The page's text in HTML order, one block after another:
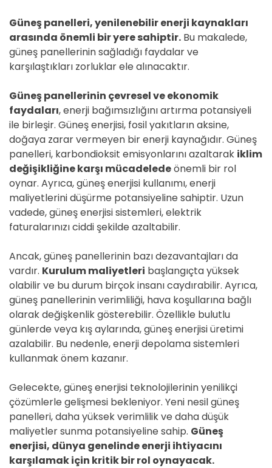
Güneş panelleri, yenilenebilir enerji kaynakları
arasında önemli bir yere sahiptir. Bu makalede,
güneş panellerinin sağladığı faydalar ve
karşılaştıkları zorluklar ele alınacaktır.
Güneş panellerinin çevresel ve ekonomik
faydaları, enerji bağımsızlığını artırma potansiyeli
ile birleşir. Güneş enerjisi, fosil yakıtların aksine,
doğaya zarar vermeyen bir enerji kaynağıdır. Güneş
panelleri, karbondioksit emisyonlarını azaltarak iklim
değişikliğine karşı mücadeledeönemli bir rol
oynar. Ayrıca, güneş enerjisi kullanımı, enerji
maliyetlerini düşürme potansiyeline sahiptir. Uzun
vadede, güneş enerjisi sistemleri, elektrik
faturalarınızı ciddi şekilde azaltabilir.
Ancak, güneş panellerinin bazı dezavantajları da
vardır. Kurulum maliyetleri başlangıçta yüksek
olabilir ve bu durum birçok insanı caydırabilir. Ayrıca,
güneş panellerinin verimliliği, hava koşullarına bağlı
olarak değişkenlik gösterebilir. Özellikle bulutlu
günlerde veya kış aylarında, güneş enerjisi üretimi
azalabilir. Bu nedenle, enerji depolama sistemleri
kullanmak önem kazanır.
Gelecekte, güneş enerjisi teknolojilerinin yenilikçi
çözümlerle gelişmesi bekleniyor. Yeni nesil güneş
panelleri, daha yüksek verimlilik ve daha düşük
maliyetler sunma potansiyeline sahip. Güneş
enerjisi, dünya genelinde enerji ihtiyacını
karşılamak için kritik bir rol oynayacak.